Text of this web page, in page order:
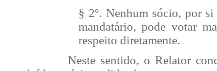
§ 2º. Nenhum sócio, por
mandatário, pode votar
respeito diretamente.
Neste sentido, o Relator